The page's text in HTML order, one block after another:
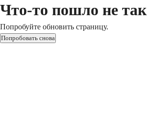
Что-то пошло не так
Попробуйте обновить страницу.
Попробовать снова